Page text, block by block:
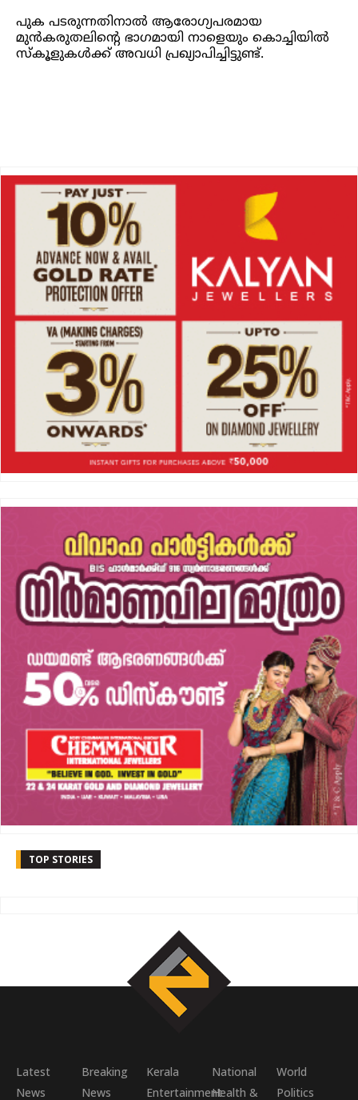
പുക പടരുന്നതിനാൽ ആരോഗ്യപരമായ
മുന്‍കരുതലിന്റെ ഭാഗമായി നാളെയും കൊച്ചിയിൽ
സ്കൂളുകള്‍ക്ക് അവധി പ്രഖ്യാപിച്ചിട്ടുണ്ട്.
TOP STORIES
Latest
News
Breaking
News
Kerala National
World
EntertainmentHealth & Politics